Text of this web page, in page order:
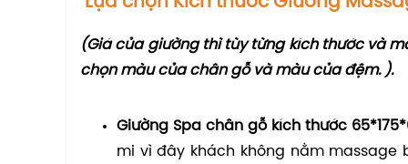
(Giá của giường thì tùy từng kích thước và
chọn màu của chân gỗ và màu của đệm. ).
Giường Spa chân gỗ kích thước
mi vì đây khách không nằm massage